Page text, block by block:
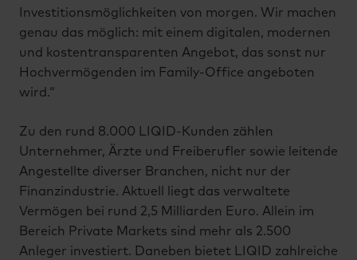
Investitionsmöglichkeiten von morgen. Wir machen
genau das möglich: mit einem digitalen, modernen
und kostentransparenten Angebot, das sonst nur
Hochvermögenden im Family-Office angeboten
wird.“
Zu den rund 8.000 LIQID-Kunden zählen
Unternehmer, Ärzte und Freiberufler sowie leitende
Angestellte diverser Branchen, nicht nur der
Finanzindustrie. Aktuell liegt das verwaltete
Vermögen bei rund 2,5 Milliarden Euro. Allein im
Bereich Private Markets sind mehr als 2.500
Anleger investiert. Daneben bietet LIQID zahlreiche